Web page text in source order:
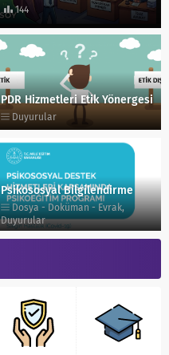
144
PDR Hizmetleri Etik Yönergesi
Duyurular
Psikososyal Bilgilendirme
Dosya - Doküman - Evrak,
Duyurular